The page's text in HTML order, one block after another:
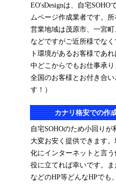
EO'sDesignは、自宅SOHO
ムページ作成業者です。
営業地域は茂原市、一宮
などですがご近所様でな
ト環境があるお客様であ
中どこからでもお仕事承
全国のお客様とお付き合
す！）
カナリ格安での作
自宅SOHOのため小回り
大変お安く提供できます
化にインターネットと言
役に立てれば幸いです。
などのHP等どんなHPでも